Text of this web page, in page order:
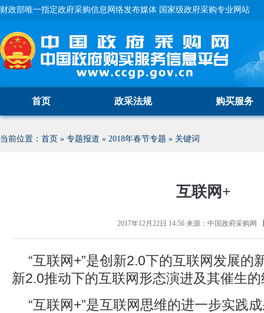
财政部唯一指定政府采购信息网络发布媒体 国家级政府采购专业网站
首页 政采法规 购买服务
当前位置： 首页 » 专题报道 » 2018年春节专题 » 关键词
互联网+
2017年12月22日 14:56来源： 中国政府采购网
“互联网+”是创新2.0下的互联网发展的
新2.0推动下的互联网形态演进及其催生
“互联网+”是互联网思维的进一步实践